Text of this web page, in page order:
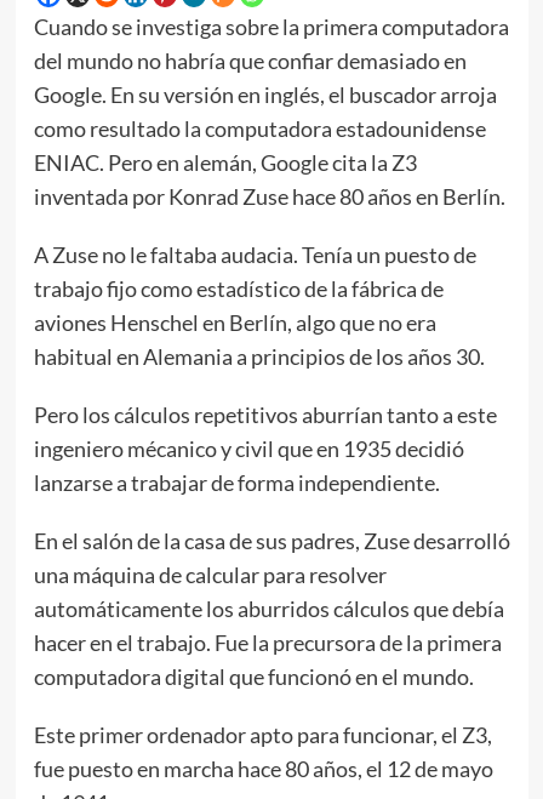
Cuando se investiga sobre la primera computadora
del mundo no habría que confiar demasiado en
Google. En su versión en inglés, el buscador arroja
como resultado la computadora estadounidense
ENIAC. Pero en alemán, Google cita la Z3
inventada por Konrad Zuse hace 80 años en Berlín.
A Zuse no le faltaba audacia. Tenía un puesto de
trabajo fijo como estadístico de la fábrica de
aviones Henschel en Berlín, algo que no era
habitual en Alemania a principios de los años 30.
Pero los cálculos repetitivos aburrían tanto a este
ingeniero mécanico y civil que en 1935 decidió
lanzarse a trabajar de forma independiente.
En el salón de la casa de sus padres, Zuse desarrolló
una máquina de calcular para resolver
automáticamente los aburridos cálculos que debía
hacer en el trabajo. Fue la precursora de la primera
computadora digital que funcionó en el mundo.
Este primer ordenador apto para funcionar, el Z3,
fue puesto en marcha hace 80 años, el 12 de mayo